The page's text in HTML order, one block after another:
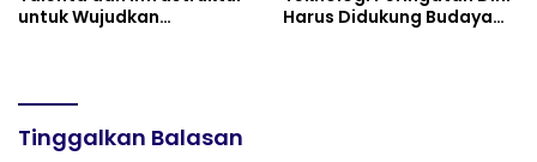
untuk Wujudkan
Harus Didukung Budaya
Tinggalkan Balasan